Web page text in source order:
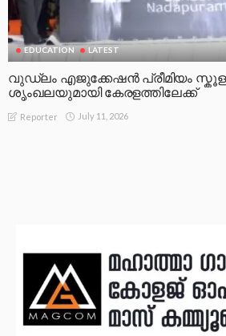
EDUCATION LATEST
വുഡ്ലം എജുക്കേഷൻ പ്രീമിയം
ശൃംഖലയുമായി കേരളത്തിലേക്ക്
Reporter July 11, 2026